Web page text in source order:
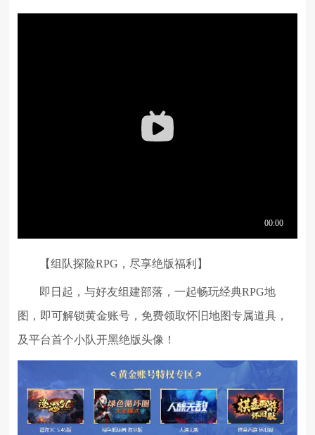
【组队探险RPG，尽享绝版福利】
即日起，与好友组建部落，一起畅玩经典RPG地
图，即可解锁黄金账号，免费领取怀旧地图专属道具，
及平台首个小队开黑绝版头像！